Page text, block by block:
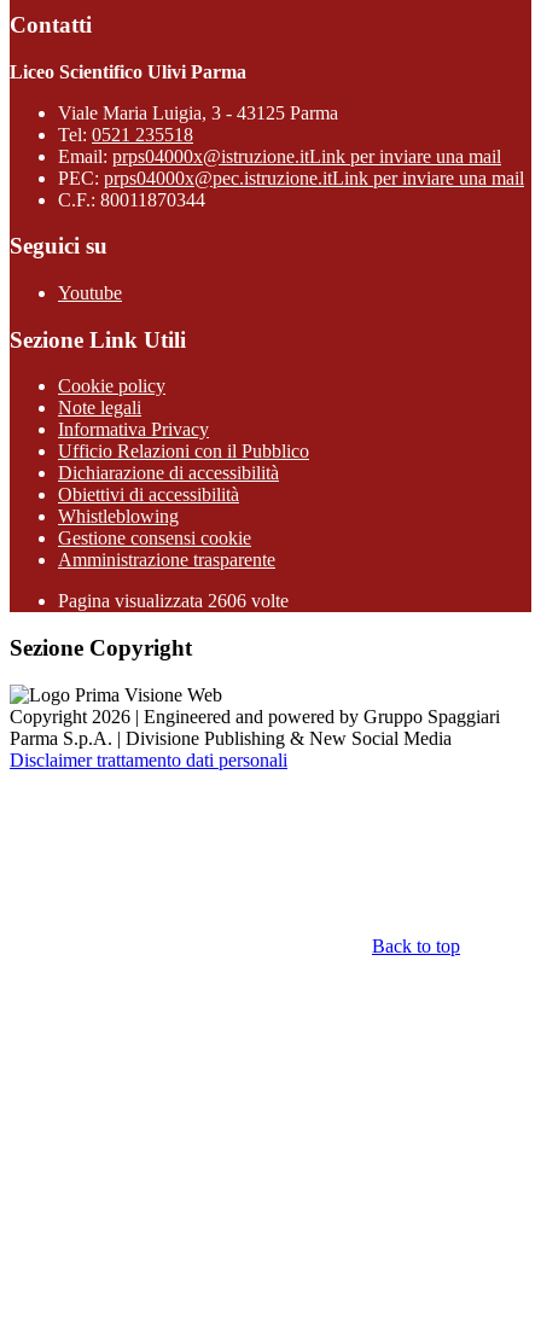
Contatti
Liceo Scientifico Ulivi Parma
Viale Maria Luigia, 3 - 43125 Parma
Tel: 0521 235518
Email: prps04000x@istruzione.itLink per inviare una mail
PEC: prps04000x@pec.istruzione.itLink per inviare una mail
C.F.: 80011870344
Seguici su
Youtube
Sezione Link Utili
Cookie policy
Note legali
Informativa Privacy
Ufficio Relazioni con il Pubblico
Dichiarazione di accessibilità
Obiettivi di accessibilità
Whistleblowing
Gestione consensi cookie
Amministrazione trasparente
Pagina visualizzata 2606 volte
Sezione Copyright
Copyright 2026 | Engineered and powered by Gruppo Spaggiari
Parma S.p.A. | Divisione Publishing & New Social Media
Disclaimer trattamento dati personali
Back to top